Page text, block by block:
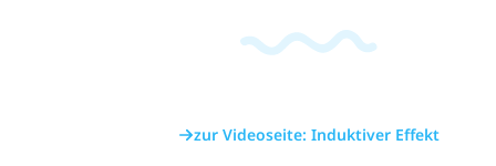
zur Videoseite: Induktiver Effekt